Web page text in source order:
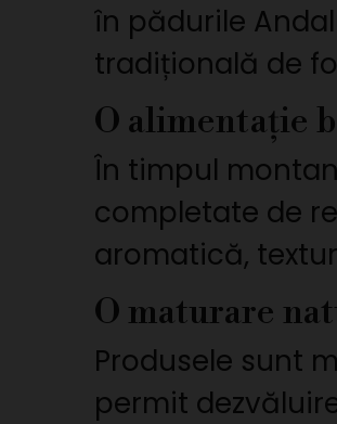
în pădurile
tradițională de
O alimentație
În timpul
completate de
aromatică,
O maturare
Produsele sunt
permit